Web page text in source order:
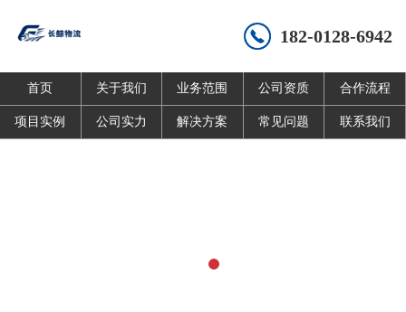
182-0128-6942
首页 关于我们 业务范围 公司资质 合作流程
项目实例 公司实力 解决方案 常见问题 联系我们